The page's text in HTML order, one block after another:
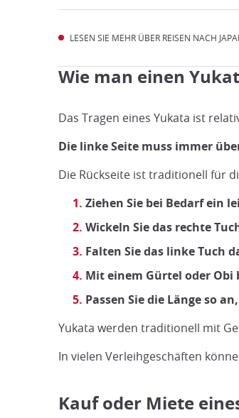
LESEN SIE MEHR ÜBER REISEN NACH
Wie man einen
Das Tragen eines Yukata ist
Die linke Seite muss immer
Die Rückseite ist traditionell für
Ziehen Sie bei Bedarf ein
Wickeln Sie das rechte
Falten Sie das linke Tuch
Mit einem Gürtel oder Obi
Passen Sie die Länge so
Yukata werden traditionell mit
In vielen Verleihgeschäften
Kauf oder Miete